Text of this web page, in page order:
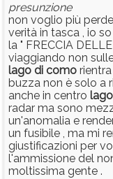
presunzione
non voglio più
verità in tasca , io
la " FRECCIA
viaggiando non
lago di como
buzza non è solo a
anche in centro lago
radar ma sono
un'anomalia e
un fusibile , ma mi
giustificazioni per
l'ammissione del
moltissima gente .